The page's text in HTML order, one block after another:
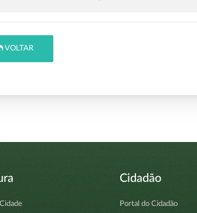
VOLTAR
Cidadão
Portal do Cidadão